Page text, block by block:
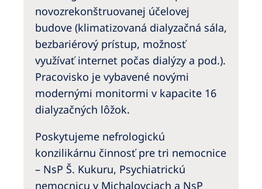
North America
United States of America
NephroCare International
Global Website
novozrekonštruovanej účelovej
budove (klimatizovaná dialyzačná sála,
bezbariérový prístup, možnosť
využívať internet počas dialýzy a pod.).
Pracovisko je vybavené novými
modernými monitormi v kapacite 16
dialyzačných lôžok.
Poskytujeme nefrologickú
konzilikárnu činnosť pre tri nemocnice
– NsP Š. Kukuru, Psychiatrickú
nemocnicu v Michalovciach a NsP